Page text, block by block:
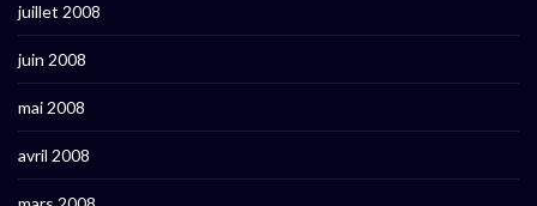
juillet 2008
juin 2008
mai 2008
avril 2008